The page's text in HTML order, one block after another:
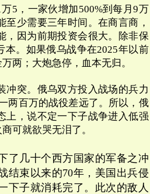
万5 ，一家伙增加500%到每月9万
少需要三年时间。在商言商，
，因为前期投资会很大。除非保
本。如果俄乌战争在2025年以前
两；大炮急停，血本无归。
冲突。俄乌双方投入战场的兵力
两百万的战役差远了。所以，俄
上，说不定一下子战争进入低强
可就欲哭无泪了。
了几十个西方国家的军备之冲
结束以来的70年，美国出兵侵
下子就消耗完了。此次的敌人